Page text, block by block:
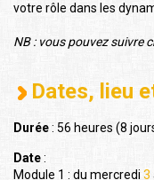
votre rôle dans les
NB : vous pouvez suivre
Dates, lieu
Durée: 56 heures (8
Date:
Module 1 : du mercredi 3